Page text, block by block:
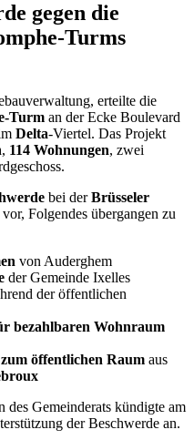
gegen die
Turms
erteilte die
Turm an der Ecke Boulevard
Delta-Viertel. Das Projekt
, 114 Wohnungen, zwei
bei derBrüsseler
Folgendes übergangen zu
von Auderghem
der Gemeinde Ixelles
der öffentlichen
bezahlbaren Wohnraum
öffentlichen Raum aus
Gemeinderats kündigte am
der Beschwerde an.